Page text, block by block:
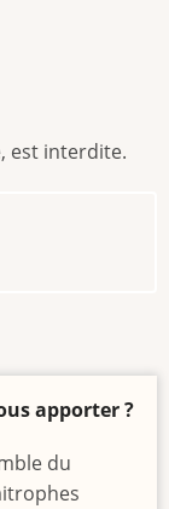
est interdite.
apporter ?
du